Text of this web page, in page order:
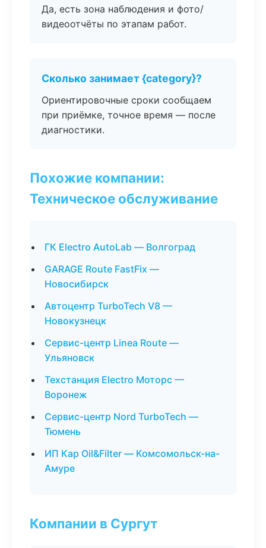
Да, есть зона наблюдения и фото/
видеоотчёты по этапам работ.
Сколько занимает {category}?
Ориентировочные сроки сообщаем
при приёмке, точное время — после
диагностики.
Похожие компании:
Техническое обслуживание
ГК Electro AutoLab — Волгоград
GARAGE Route FastFix —
Новосибирск
Автоцентр TurboTech V8 —
Новокузнецк
Сервис-центр Linea Route —
Ульяновск
Техстанция Electro Моторс —
Воронеж
Сервис-центр Nord TurboTech —
Тюмень
ИП Кар Oil&Filter — Комсомольск-на-
Амуре
Компании в Сургут